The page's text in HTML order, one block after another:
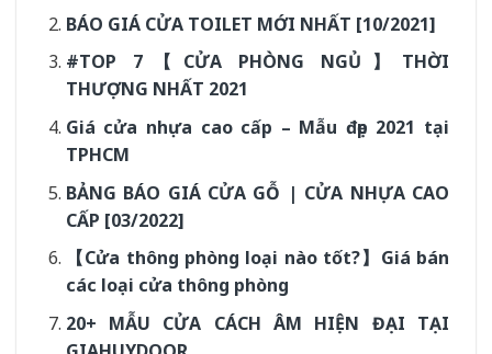
BÁO GIÁ CỬA TOILET MỚI NHẤT [10/2021]
#TOP 7【CỬA PHÒNG NGỦ】THỜI
THƯỢNG NHẤT 2021
Giá cửa nhựa cao cấp – Mẫu đẹp 2021 tại
TPHCM
BẢNG BÁO GIÁ CỬA GỖ | CỬA NHỰA CAO
CẤP [03/2022]
【Cửa thông phòng loại nào tốt?】Giá bán
các loại cửa thông phòng
20+ MẪU CỬA CÁCH ÂM HIỆN ĐẠI TẠI